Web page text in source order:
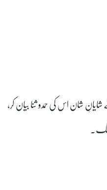
شان اس کی حمدو ثنا بیان کر،